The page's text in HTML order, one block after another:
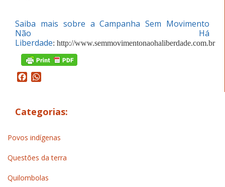
Saiba mais sobre a Campanha Sem Movimento
Não Há
Liberdade: http://www.semmovimentonaohaliberdade.com.br
Facebook
Categorias:
Povos indígenas
Questões da terra
Quilombolas